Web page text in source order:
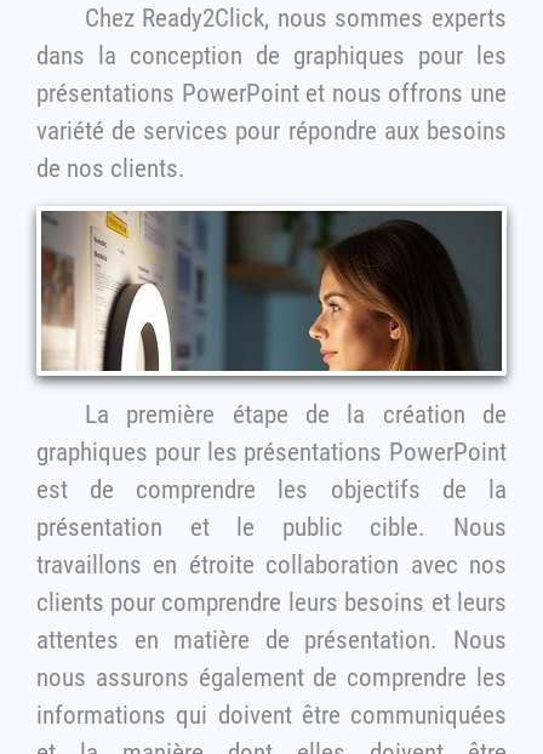
Chez Ready2Click, nous sommes experts
dans la conception de graphiques pour les
présentations PowerPoint et nous offrons une
variété de services pour répondre aux besoins
de nos clients.
La première étape de la création de
graphiques pour les présentations PowerPoint
est de comprendre les objectifs de la
présentation et le public cible. Nous
travaillons en étroite collaboration avec nos
clients pour comprendre leurs besoins et leurs
attentes en matière de présentation. Nous
nous assurons également de comprendre les
informations qui doivent être communiquées